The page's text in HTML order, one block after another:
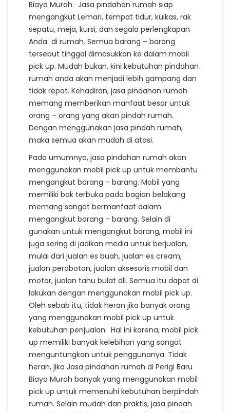
Biaya Murah. Jasa pindahan rumah siap
mengangkut Lemari, tempat tidur, kulkas, rak
sepatu, meja, kursi, dan segala perlengkapan
Anda di rumah. Semua barang – barang
tersebut tinggal dimasukkan ke dalam mobil
pick up. Mudah bukan, kini kebutuhan pindahan
rumah anda akan menjadi lebih gampang dan
tidak repot. Kehadiran, jasa pindahan rumah
memang memberikan manfaat besar untuk
orang – orang yang akan pindah rumah.
Dengan menggunakan jasa pindah rumah,
maka semua akan mudah di atasi.
Pada umumnya, jasa pindahan rumah akan
menggunakan mobil pick up untuk membantu
mengangkut barang – barang. Mobil yang
memiliki bak terbuka pada bagian belakang
memang sangat bermanfaat dalam
mengangkut barang – barang. Selain di
gunakan untuk mengangkut barang, mobil ini
juga sering di jadikan media untuk berjualan,
mulai dari jualan es buah, jualan es cream,
jualan perabotan, jualan aksesoris mobil dan
motor, jualan tahu bulat dll. Semua itu dapat di
lakukan dengan menggunakan mobil pick up.
Oleh sebab itu, tidak heran jika banyak orang
yang menggunakan mobil pick up untuk
kebutuhan penjualan. Hal ini karena, mobil pick
up memiliki banyak kelebihan yang sangat
menguntungkan untuk penggunanya. Tidak
heran, jika Jasa pindahan rumah di Perigi Baru
Biaya Murah banyak yang menggunakan mobil
pick up untuk memenuhi kebutuhan berpindah
rumah. Selain mudah dan praktis, jasa pindah